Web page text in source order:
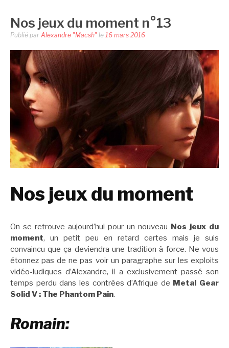
Nos jeux du moment n°13
Publié par Alexandre "Macsh" le 16 mars 2016
Nos jeux du moment
On se retrouve aujourd’hui pour un nouveau Nos jeux du
moment, un petit peu en retard certes mais je suis
convaincu que ça deviendra une tradition à force. Ne vous
étonnez pas de ne pas voir un paragraphe sur les exploits
vidéo-ludiques d’Alexandre, il a exclusivement passé son
temps perdu dans les contrées d’Afrique de Metal Gear
Solid V : The Phantom Pain.
Romain: